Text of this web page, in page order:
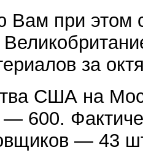
Вам при этом
за
США на
— 600.
— 43